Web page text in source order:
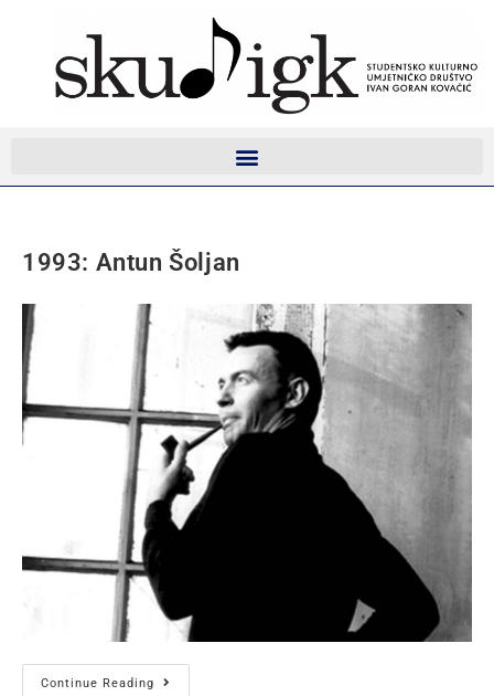
1993: Antun Šoljan
Continue Reading